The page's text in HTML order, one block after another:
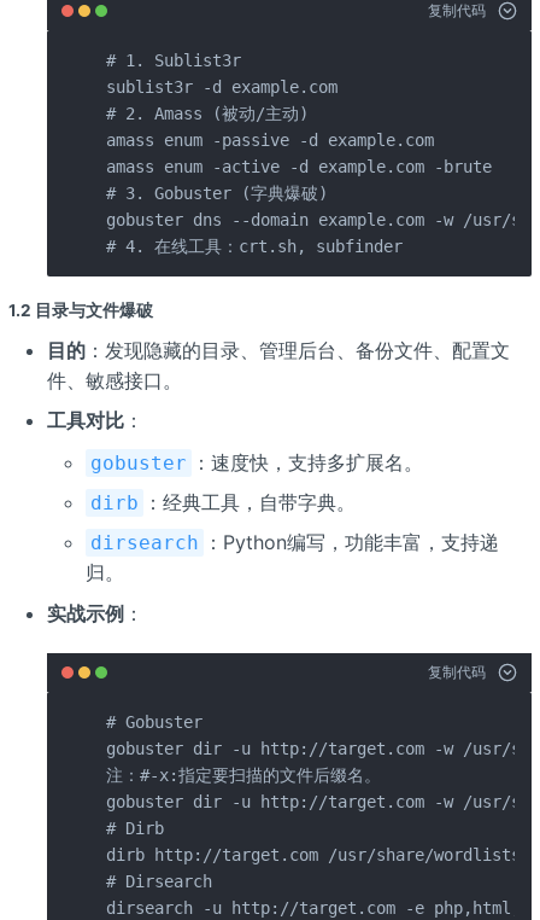
复制代码
# 1. Sublist3r
sublist3r -d example.com
# 2. Amass (被动/主动)
amass enum -passive -d example.com
amass enum -active -d example.com -brute
# 3. Gobuster (字典爆破)
gobuster dns --domain example.com -w /usr/
# 4. 在线工具：crt.sh, subfinder
1.2 目录与文件爆破
目的：发现隐藏的目录、管理后台、备份文件、配置文
件、敏感接口。
工具对比：
gobuster ：速度快，支持多扩展名。
dirb ：经典工具，自带字典。
dirsearch
：Python编写，功能丰富，支持递
归。
实战示例 ：
复制代码
# Gobuster
gobuster dir -u http://target.com -w /usr/
注：#-x:指定要扫描的文件后缀名。
gobuster dir -u http://target.com -w /usr/
# Dirb
dirb http://target.com /usr/share/wordlists/
# Dirsearch
dirsearch -u http://target.com -e